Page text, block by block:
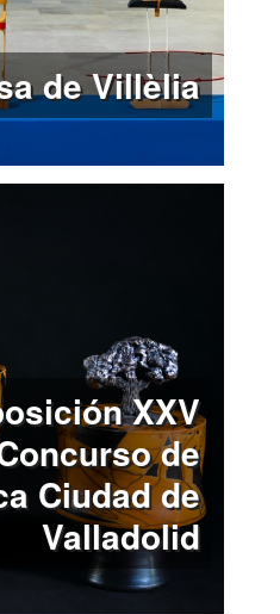
de Villèlia
XXV
de
Ciudad de
Valladolid